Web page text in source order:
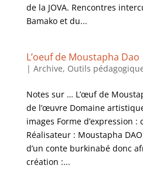
de la JOVA. Rencontres
Bamako et du...
L’oeuf de Moustapha Dao
| Archive, Outils
Notes sur … L’œuf de
de l’œuvre Domaine
images Forme d’expression :
Réalisateur : Moustapha
d’un conte burkinabé donc
création :...